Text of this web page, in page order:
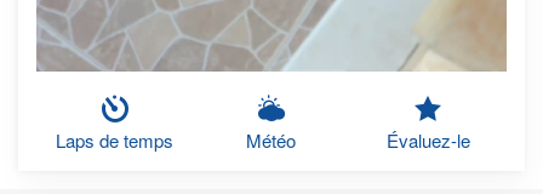
Laps de temps Météo Évaluez-le